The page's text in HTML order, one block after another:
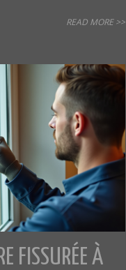
READ MORE >>
FISSURÉE À